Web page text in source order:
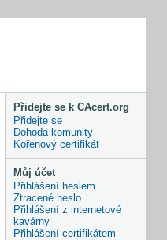
Přidejte se k CAcert.org
Přidejte se
Dohoda komunity
Kořenový certifikát
Můj účet
Přihlášení heslem
Ztracené heslo
Přihlášení z internetové
kavárny
Přihlášení certifikátem